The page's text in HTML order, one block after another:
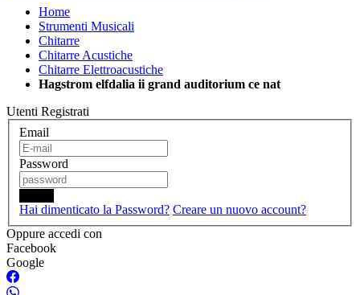
Home
Strumenti Musicali
Chitarre
Chitarre Acustiche
Chitarre Elettroacustiche
Hagstrom elfdalia ii grand auditorium ce nat
Utenti Registrati
Email
Password
Hai dimenticato la Password? Creare un nuovo account?
Oppure accedi con
Facebook
Google